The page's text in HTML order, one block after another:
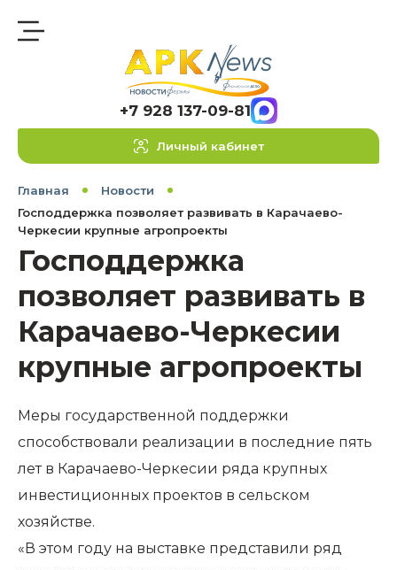
+7 928 137-09-81
Личный кабинет
Главная
Новости
Господдержка позволяет развивать в Карачаево-
Черкесии крупные агропроекты
Господдержка
позволяет развивать в
Карачаево-Черкесии
крупные агропроекты
Меры государственной поддержки
способствовали реализации в последние пять
лет в Карачаево-Черкесии ряда крупных
инвестиционных проектов в сельском
хозяйстве.
«В этом году на выставке представили ряд